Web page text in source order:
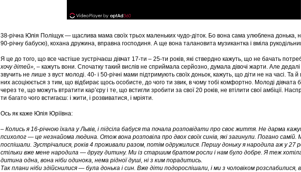
38-річна Юлія Поліщук — щаслива мама своїх трьох маленьких чудо-діток. Бо вона сама улюблена донька,
90-річну бабусю), кохана дружина, вправна господиня. А ще вона талановита музикантка і вміла
Я це до того, що все частіше зустрічаєш дівчат 17-ти – 25-ти років, які ствердно кажуть, що не бачать
хочу дітей», – кажуть вони. Спочатку такий вислів не сприймала серйозно, думала дівочі жарти. Але
звучить не лише з вуст молоді. 40- і 50-річні мами підтримують своїх доньок, кажуть, що діти не на часі. Та й
них асоціюється з тим, що відбирає щось особисте, до чого ти звик, в чому тобі комфортно. Молоді дівчата
через те, що можуть втратити кар’єру і те, що встигли зробити за свої 20 років, не втілити свої амбіції.
ти багато чого встигаєш: і жити, і розвиватися, і мріяти.
Ось як каже Юлія Юріївна:
– Колись я 16-річною їхала у Львів, і підсіла бабуся та почала розповідати про своє життя. Не дарма
психолог — це незнайома людина. Отож вона розповіла про двох своїх синів, які загинули. Погано самій.
поспішали. Зустрічалися, років 4 проживали разом, потім одружилися. Першу доньку я народила аж у 27
стільки вже мене народила — другу дитину. Ми із старшим братом росли і нам було добре. Я теж
дитина одна, вона ніби одинока, нема рідної душі, ні з ким порадитись.
Так плани ніби здійснилися — була донька і син. Вже діти подорослішали, і ми з чоловіком розслабилися,